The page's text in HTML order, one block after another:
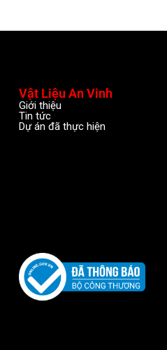
Vật Liệu An Vinh
Giới thiệu
Tin tức
Dự án đã thực hiện